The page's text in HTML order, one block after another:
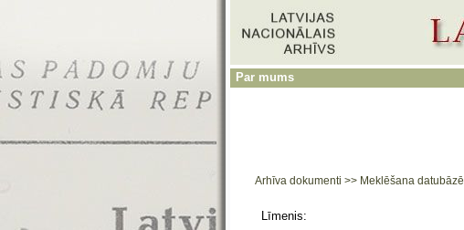
Par mums
Arhīva dokumenti >> Meklēšana datubāzē
Līmenis: